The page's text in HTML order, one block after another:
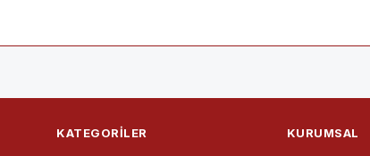
KATEGORILER KURUMSAL